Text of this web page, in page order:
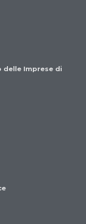
delle Imprese di